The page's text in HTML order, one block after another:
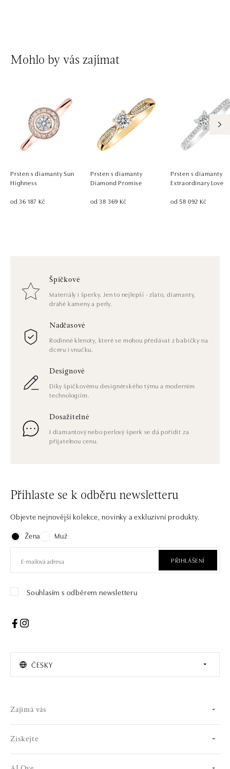
Mohlo by vás zajímat
Prsten s diamanty Sun
Highness
od 36 187 Kč
Prsten s diamanty
Diamond Promise
od 38 369 Kč
Prsten s diamanty
Extraordinary Love
od 58 092 Kč
Špičkové
Materiály i šperky. Jen to nejlepší - zlato, diamanty,
drahé kameny a perly.
Nadčasové
Rodinné klenoty, které se mohou předávat z babičky na
dceru i vnučku.
Designové
Díky špičkovému designérského týmu a moderním
technologiím.
Dosažitelné
I diamantový nebo perlový šperk se dá pořídit za
přijatelnou cenu.
Přihlaste se k odběru newsletteru
Objevte nejnovější kolekce, novinky a exkluzivní produkty.
Žena
Muž
PŘIHLÁŠENÍ
Souhlasím s odběrem newsletteru
ČESKY
Zajímá vás
Získejte